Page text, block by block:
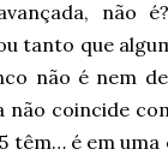
não
tanto que
não é nem
não coincide
têm… é em